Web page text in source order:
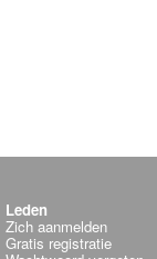
Leden
Zich aanmelden
Gratis registratie